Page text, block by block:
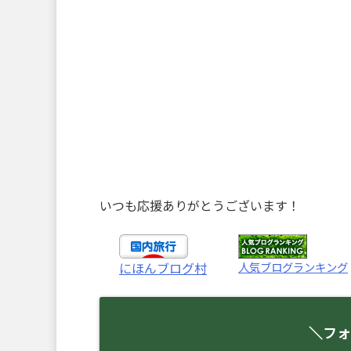
いつも応援ありがとうございます！
にほんブログ村 人気ブログランキング
＼フ